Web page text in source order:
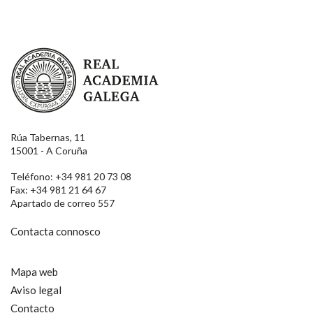
Real Academia Galega
Rúa Tabernas, 11
15001 - A Coruña
Teléfono: +34 981 20 73 08
Fax: +34 981 21 64 67
Apartado de correo 557
Contacta connosco
Mapa web
Aviso legal
Contacto